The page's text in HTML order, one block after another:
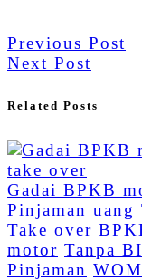
Previous Post
Next Post
Related Posts
Gadai BPKB
Pinjaman uang
Take over
motor Tanpa
Pinjaman